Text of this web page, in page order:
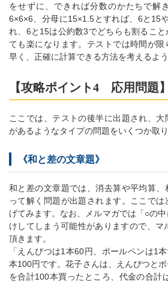
をせずに、できれば分数のかたちで解
6×6×6、分母に15×1.5とすれば、6と15
れ、6と15は公約数3でどちらも割ること
ても楽になります。テストでは時間が限
早く、正確に計算できる方法を考えるよう
【攻略ポイント4 応用問題】
ここでは、テストの後半に出題され、
があるようなタイプの問題をいくつか取り
《和と差の文章題》
和と差の文章題では、消去算や平均算、
って解く問題が出題されます。ここで
げてみます。なお、メルマガでは「○の
けしてしまう可能性がありますので、マ
頂きます。
「えんぴつは1本60円、ボールペンは1
本100円です。花子さんは、えんぴつと
を合計100本買ったところ、代金の合計